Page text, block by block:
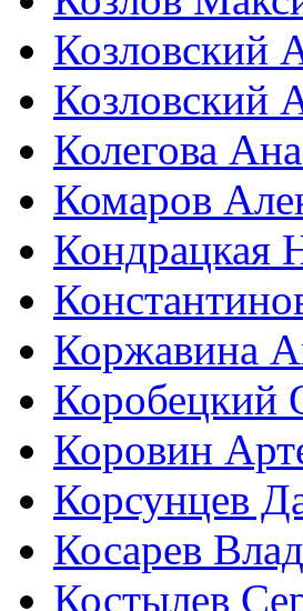
Козловский
Козловский
Колегова
Комаров
Кондрацкая
Коржавина
Коробецкий
Коровин
Корсунцев
Косарев
Костылев